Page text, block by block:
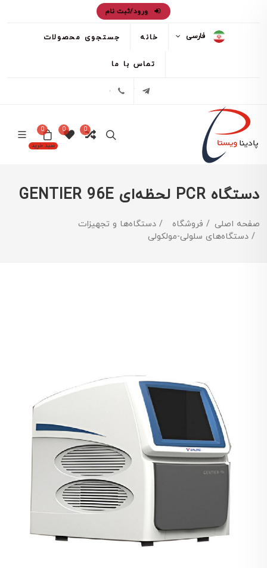
ورود/ثبت نام
فارسی خانه جستجوی محصولات
تماس با ما
تلگرام
0
0
سبد خرید
0
دستگاه PCR لحظه‌ای GENTIER 96E
صفحه اصلی فروشگاه
دستگاه‌ها و تجهیزات
دستگاه‌های سلولی-مولکولی